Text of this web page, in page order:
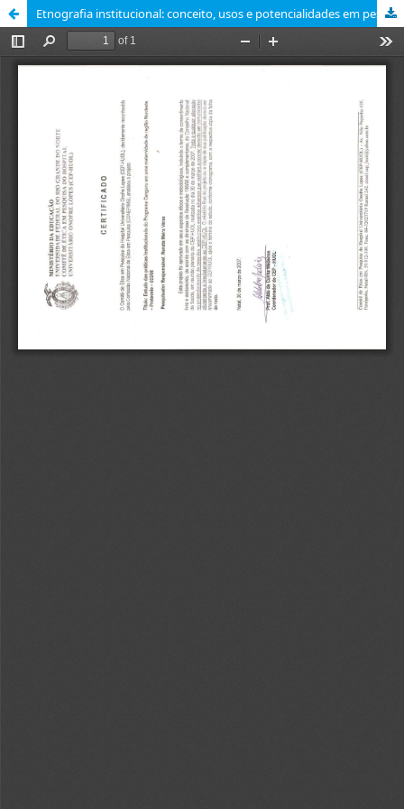
Etnografia institucional: conceito, usos e potencialidades em pesquisas no campo da Saúde (Institutional Ethnography: concept, uses and potentialities in health researches field)